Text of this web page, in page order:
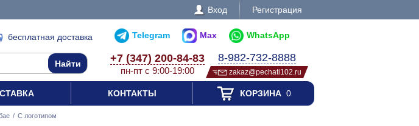
Вход Регистрация
бесплатная доставка Telegram Max WhatsApp
+7 (347) 200-84-83
пн-пт с 9:00-19:00
8-982-732-8888
zakaz@pechati102.ru
КОНТАКТЫ КОРЗИНА0
/ С логотипом